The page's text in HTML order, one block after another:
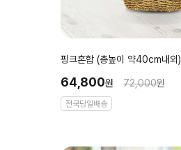
핑크혼합 (총높이 약40cm내외)
64,800원 72,000원
전국당일배송